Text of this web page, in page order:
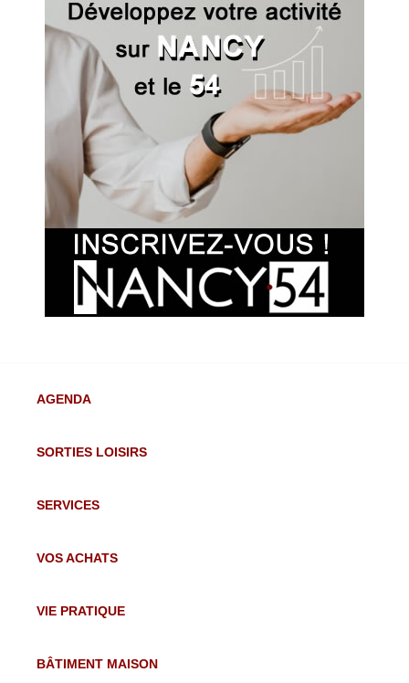
AGENDA
SORTIES LOISIRS
SERVICES
VOS ACHATS
VIE PRATIQUE
BÂTIMENT MAISON